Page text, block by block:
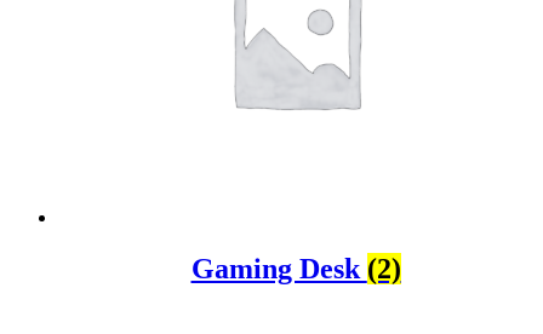
Gaming Desk (2)